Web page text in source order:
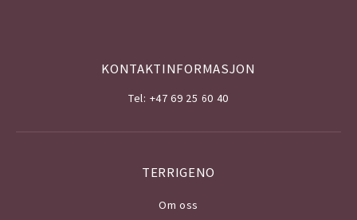
KONTAKTINFORMASJON
Tel: +47 69 25 60 40
TERRIGENO
Om oss